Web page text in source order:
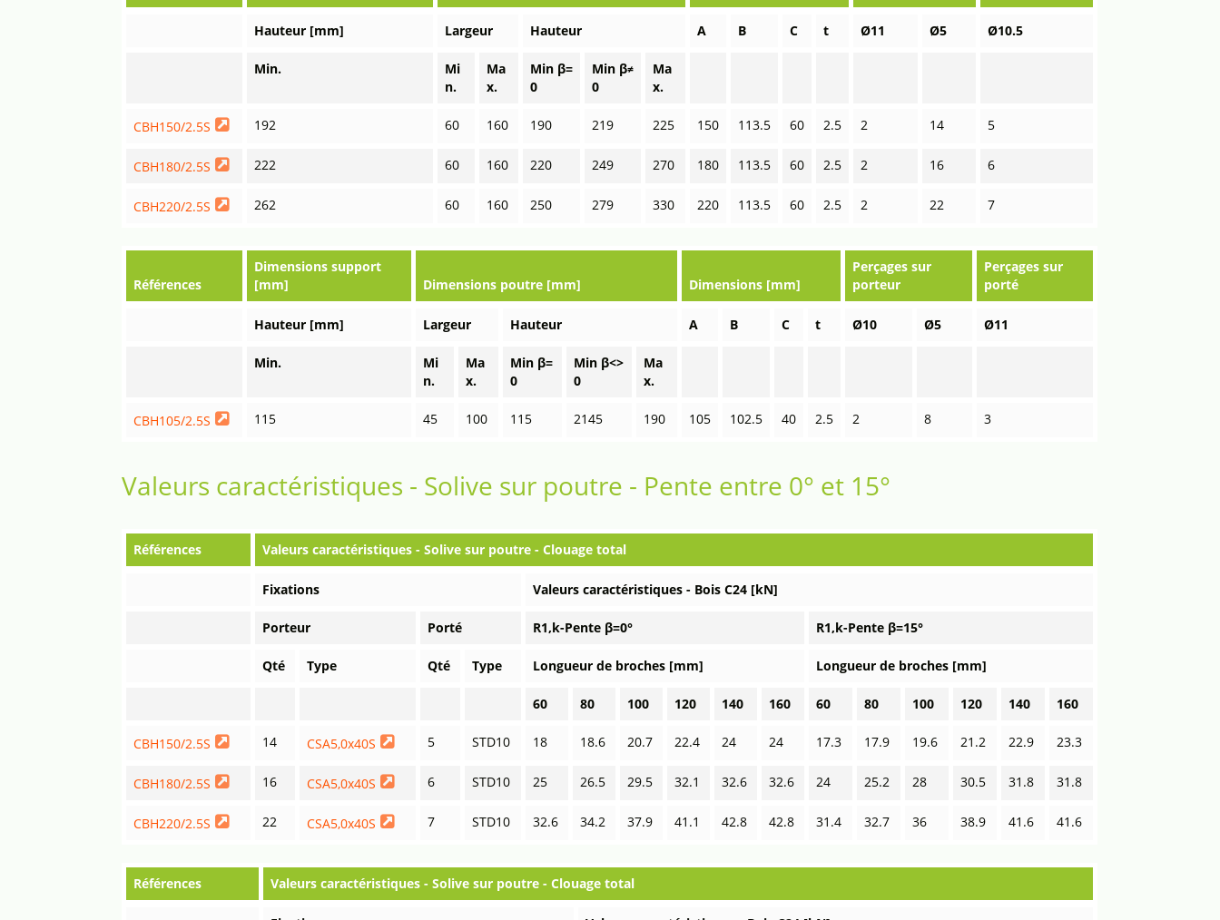
Hauteur [mm] Largeur Hauteur A B C t Ø11 Ø5 Ø10.5
Min.
Mi
n.
Ma
x.
Min β=
0
Min β≠
0
Ma
x.
CBH150/2.5S 192 60 160 190 219 225 150 113.5 60 2.5 2 14 5
CBH180/2.5S 222 60 160 220 249 270 180 113.5 60 2.5 2 16 6
CBH220/2.5S 262 60 160 250 279 330 220 113.5 60 2.5 2 22 7
Références
Dimensions support
[mm]
Dimensions poutre [mm] Dimensions [mm]
Perçages sur
porteur
Perçages sur
porté
Hauteur [mm] Largeur Hauteur A B C t Ø10 Ø5 Ø11
Min.
Mi
n.
Ma
x.
Min β=
0
Min β<>
0
Ma
x.
CBH105/2.5S 115 45 100 115 2145 190 105 102.5 40 2.5 2 8 3
Valeurs caractéristiques - Solive sur poutre - Pente entre 0° et 15°
Références Valeurs caractéristiques - Solive sur poutre - Clouage total
Fixations Valeurs caractéristiques - Bois C24 [kN]
Porteur Porté R1,k-Pente β=0° R1,k-Pente β=15°
Qté Type Qté Type Longueur de broches [mm] Longueur de broches [mm]
60 80 100 120 140 160 60 80 100 120 140 160
CBH150/2.5S 14 CSA5,0x40S 5 STD10 18 18.6 20.7 22.4 24 24 17.3 17.9 19.6 21.2 22.9 23.3
CBH180/2.5S 16 CSA5,0x40S 6 STD10 25 26.5 29.5 32.1 32.6 32.6 24 25.2 28 30.5 31.8 31.8
CBH220/2.5S 22 CSA5,0x40S 7 STD10 32.6 34.2 37.9 41.1 42.8 42.8 31.4 32.7 36 38.9 41.6 41.6
Références Valeurs caractéristiques - Solive sur poutre - Clouage total